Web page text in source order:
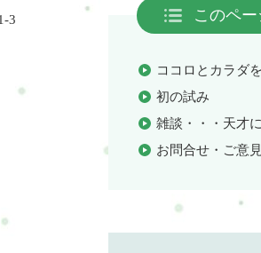
このペ
ココロとカラダ
初の試み
雑談・・・天才
お問合せ・ご意
3